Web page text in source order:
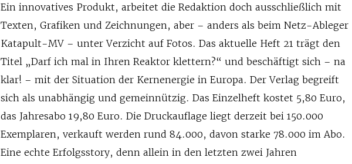
Ein innovatives Produkt, arbeitet die Redaktion doch ausschließlich mit
Texten, Grafiken und Zeichnungen, aber – anders als beim Netz-Ableger
Katapult-MV – unter Verzicht auf Fotos. Das aktuelle Heft 21 trägt den
Titel „Darf ich mal in Ihren Reaktor klettern?“ und beschäftigt sich – na
klar! – mit der Situation der Kernenergie in Europa. Der Verlag begreift
sich als unabhängig und gemeinnützig. Das Einzelheft kostet 5,80 Euro,
das Jahresabo 19,80 Euro. Die Druckauflage liegt derzeit bei 150.000
Exemplaren, verkauft werden rund 84.000, davon starke 78.000 im Abo.
Eine echte Erfolgsstory, denn allein in den letzten zwei Jahren